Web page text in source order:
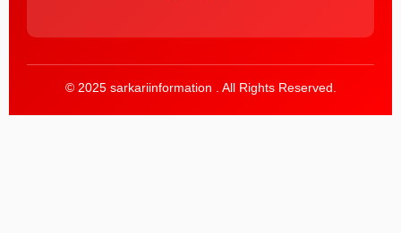
© 2025 sarkariinformation . All Rights Reserved.